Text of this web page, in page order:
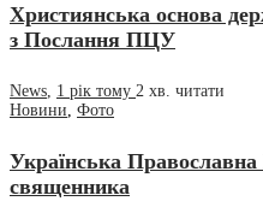
Християнська основа
з Послання ПЦУ
News, 1 рік тому 2 хв. читати
Новини, Фото
Українська
священника